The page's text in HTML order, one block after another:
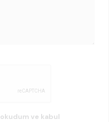
okudum ve kabul